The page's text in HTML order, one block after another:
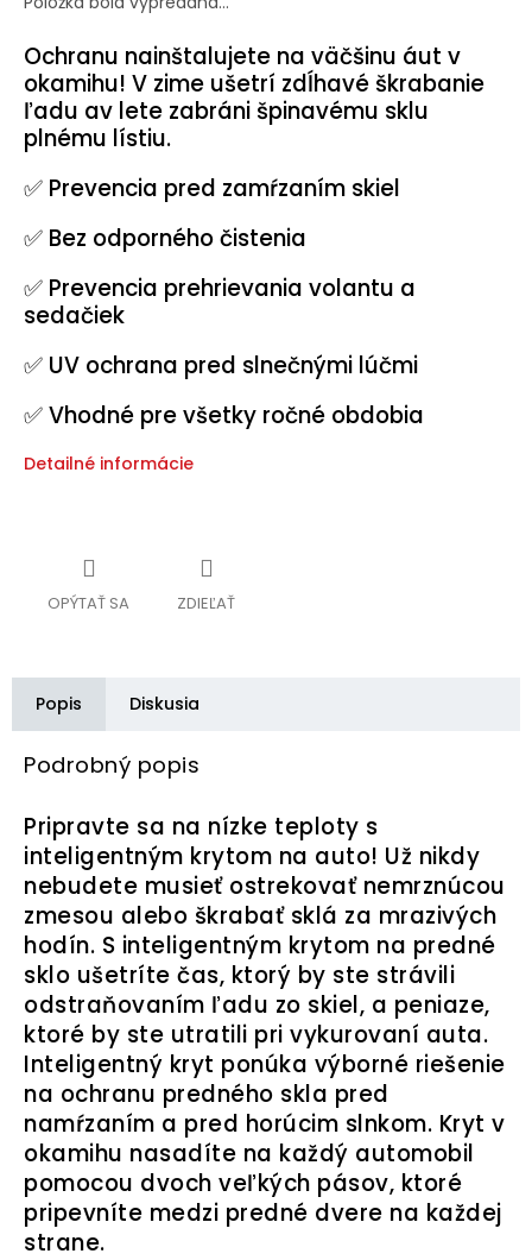
2024
Prihlásenie
Ochranu nainštalujete na väčšinu áut v
okamihu! V zime ušetrí zdĺhavé škrabanie
ľadu av lete zabráni špinavému sklu
plnému lístiu.
✅ Prevencia pred zamŕzaním skiel
✅ Bez odporného čistenia
✅ Prevencia prehrievania volantu a
sedačiek
✅ UV ochrana pred slnečnými lúčmi
✅ Vhodné pre všetky ročné obdobia
Detailné informácie
OPÝTAŤ SA ZDIEĽAŤ
Popis Diskusia
Podrobný popis
Pripravte sa na nízke teploty s
inteligentným krytom na auto! Už nikdy
nebudete musieť ostrekovať nemrznúcou
zmesou alebo škrabať sklá za mrazivých
hodín. S inteligentným krytom na predné
sklo ušetríte čas, ktorý by ste strávili
odstraňovaním ľadu zo skiel, a peniaze,
ktoré by ste utratili pri vykurovaní auta.
Inteligentný kryt ponúka výborné riešenie
na ochranu predného skla pred
namŕzaním a pred horúcim slnkom. Kryt v
okamihu nasadíte na každý automobil
pomocou dvoch veľkých pásov, ktoré
pripevníte medzi predné dvere na každej
strane.